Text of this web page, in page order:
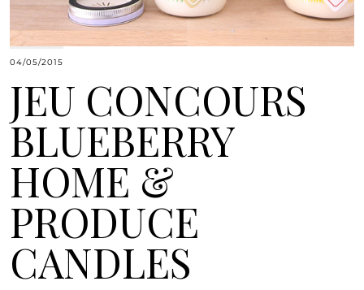
04/05/2015
JEU CONCOURS
BLUEBERRY
HOME &
PRODUCE
CANDLES